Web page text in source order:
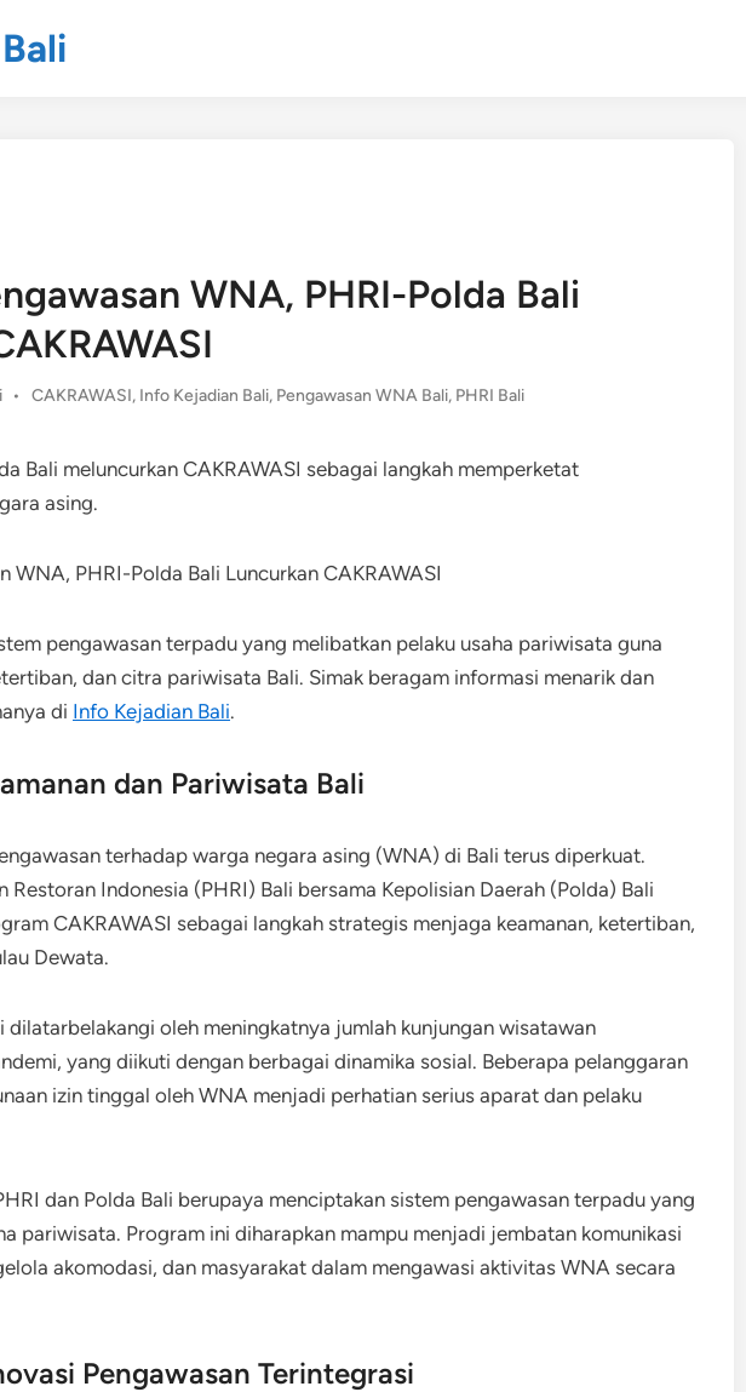
WNA, PHRI-Polda Bali
• CAKRAWASI, Info Kejadian Bali, Pengawasan WNA Bali, PHRI Bali
Bali meluncurkan CAKRAWASI sebagai langkah memperketat
asing.
pengawasan terpadu yang melibatkan pelaku usaha pariwisata guna
dan citra pariwisata Bali. Simak beragam informasi menarik dan
di Info Kejadian Bali.
dan Pariwisata Bali
terhadap warga negara asing (WNA) di Bali terus diperkuat.
Restoran Indonesia (PHRI) Bali bersama Kepolisian Daerah (Polda) Bali
CAKRAWASI sebagai langkah strategis menjaga keamanan, ketertiban,
Dewata.
dilatarbelakangi oleh meningkatnya jumlah kunjungan wisatawan
yang diikuti dengan berbagai dinamika sosial. Beberapa pelanggaran
izin tinggal oleh WNA menjadi perhatian serius aparat dan pelaku
dan Polda Bali berupaya menciptakan sistem pengawasan terpadu yang
pariwisata. Program ini diharapkan mampu menjadi jembatan komunikasi
akomodasi, dan masyarakat dalam mengawasi aktivitas WNA secara
Pengawasan Terintegrasi